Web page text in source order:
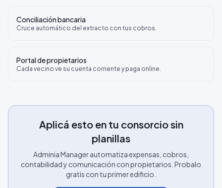
Conciliación bancaria
Cruce automático del extracto con tus cobros.
Portal de propietarios
Cada vecino ve su cuenta corriente y paga online.
Aplicá esto en tu consorcio sin
planillas
Adminia Manager automatiza expensas, cobros,
contabilidad y comunicación con propietarios. Probalo
gratis con tu primer edificio.